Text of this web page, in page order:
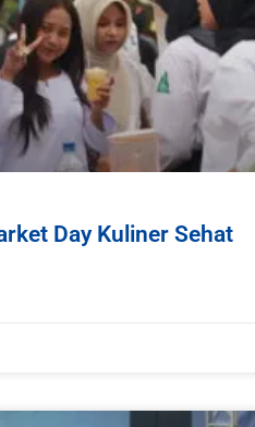
Day Kuliner Sehat